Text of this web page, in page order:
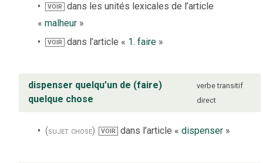
VOIR
dans les unités lexicales de l’article
« malheur »
VOIR dans l’article « 1. faire »
dispenser quelqu’un de (faire)
quelque chose
verbe transitif
direct
(sujet chose) VOIR dans l’article « dispenser»